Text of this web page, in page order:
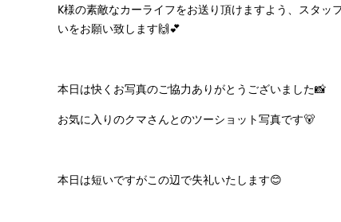
K様の素敵なカーライフをお送り頂けますよう、スタ
いをお願い致します🙌💕
本日は快くお写真のご協力ありがとうございました📸
お気に入りのクマさんとのツーショット写真です🐻
本日は短いですがこの辺で失礼いたします😊